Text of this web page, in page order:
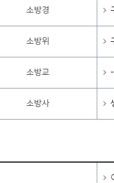
소방경
소방위
소방교
소방사